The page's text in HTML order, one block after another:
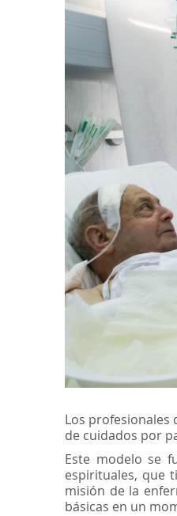
Los profesionales
de cuidados por
Este modelo se
espirituales, que
misión de la
básicas en un